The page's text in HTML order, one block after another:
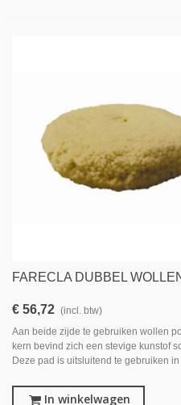
FARECLA DUBBEL
€ 56,72 (incl. btw)
Aan beide zijde te gebruiken wollen
kern bevind zich een stevige kunstof
Deze pad is uitsluitend te gebruiken
In winkelwagen